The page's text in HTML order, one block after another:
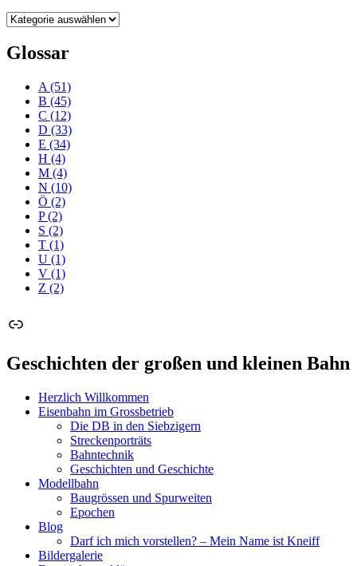
Kategorien
Glossar
A (51)
B (45)
C (12)
D (33)
E (34)
H (4)
M (4)
N (10)
Ö (2)
P(2)
S (2)
T (1)
U (1)
V (1)
Z (2)
Link
Geschichten der großen und kleinen Bahn
Herzlich Willkommen
Eisenbahn im Grossbetrieb
Die DB in den Siebzigern
Streckenporträts
Bahntechnik
Geschichten und Geschichte
Modellbahn
Baugrössen und Spurweiten
Epochen
Blog
Darf ich mich vorstellen? – Mein Name ist Kneiff
Bildergalerie